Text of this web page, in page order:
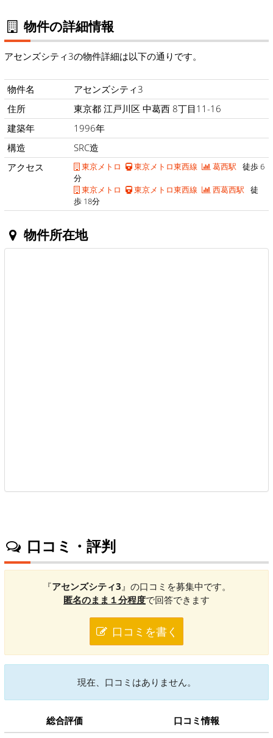
物件の詳細情報
アセンズシティ3の物件詳細は以下の通りです。
物件名
アセンズシティ3
住所
東京都 江戸川区 中葛西 8丁目11-16
建築年
1996年
構造
SRC造
アクセス
東京メトロ 東京メトロ東西線 葛西駅 徒歩 6
分
東京メトロ
東京メトロ東西線 西葛西駅 徒
歩 18分
物件所在地
口コミ・評判
『アセンズシティ3 』の口コミを募集中です。
匿名のまま１分程度で回答できます
口コミを書く
現在、口コミはありません。
総合評価 口コミ情報